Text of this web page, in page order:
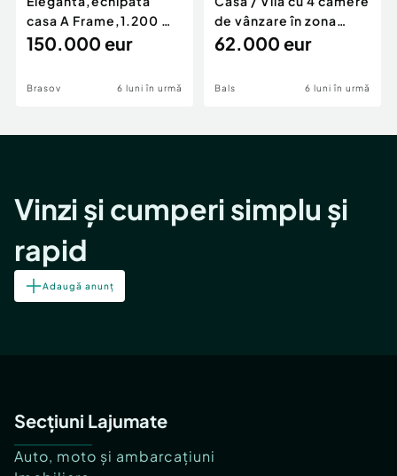
casa A Frame,1.200 mp
teren,deschidere Pia
150.000 eur
Brasov 6 luni în urmă
de vânzare în zona
Periferie
62.000 eur
Bals 6 luni în urmă
Vinzi și cumperi simplu și
rapid
Adaugă anunț
Secțiuni Lajumate
Auto, moto și ambarcațiuni